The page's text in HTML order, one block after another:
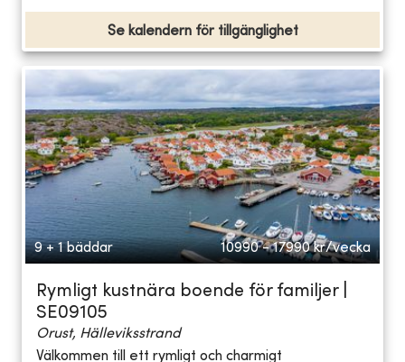
Se kalendern för tillgänglighet
9 + 1 bäddar 10990 - 17990 kr/vecka
Rymligt kustnära boende för familjer |
SE09105
Orust, Hälleviksstrand
Välkommen till ett rymligt och charmigt